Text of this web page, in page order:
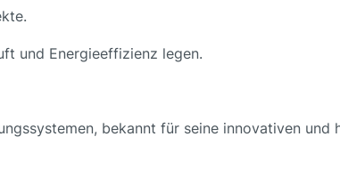
und Energieeffizienz legen.
bekannt für seine innovativen und